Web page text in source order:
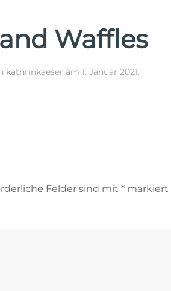
Waffles
kathrinkaeser am 1. Januar 2021.
Felder sind mit * markiert